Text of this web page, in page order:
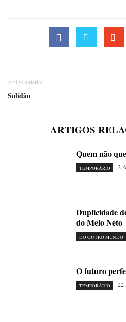
Artigo anterior
Solidão
ARTIGOS
Quem não
TEMPORÁRIO 2
Duplicidade
do Melo Neto
DO OUTRO MUNDO
O futuro
TEMPORÁRIO 22